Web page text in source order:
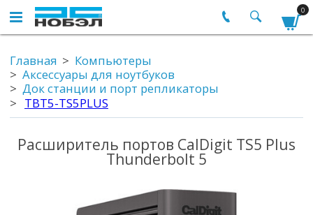
0
Главная
Компьютеры
Аксессуары для ноутбуков
Док станции и порт репликаторы
TBT5-TS5PLUS
Расширитель портов CalDigit TS5 Plus
Thunderbolt 5